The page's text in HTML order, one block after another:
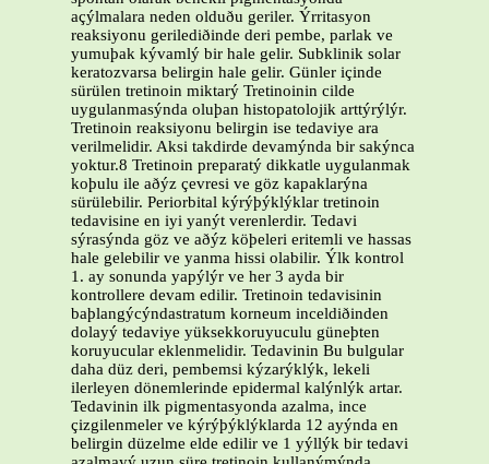
açýlmalara neden olduðu geriler. Ýrritasyon
reaksiyonu gerilediðinde deri pembe, parlak ve
yumuþak kývamlý bir hale gelir. Subklinik solar
keratozvarsa belirgin hale gelir. Günler içinde
sürülen tretinoin miktarý Tretinoinin cilde
uygulanmasýnda oluþan histopatolojik arttýrýlýr.
Tretinoin reaksiyonu belirgin ise tedaviye ara
verilmelidir. Aksi takdirde devamýnda bir sakýnca
yoktur.8 Tretinoin preparatý dikkatle uygulanmak
koþulu ile aðýz çevresi ve göz kapaklarýna
sürülebilir. Periorbital kýrýþýklýklar tretinoin
tedavisine en iyi yanýt verenlerdir. Tedavi
sýrasýnda göz ve aðýz köþeleri eritemli ve hassas
hale gelebilir ve yanma hissi olabilir. Ýlk kontrol
1. ay sonunda yapýlýr ve her 3 ayda bir
kontrollere devam edilir. Tretinoin tedavisinin
baþlangýcýndastratum korneum inceldiðinden
dolayý tedaviye yüksekkoruyuculu güneþten
koruyucular eklenmelidir. Tedavinin Bu bulgular
daha düz deri, pembemsi kýzarýklýk, lekeli
ilerleyen dönemlerinde epidermal kalýnlýk artar.
Tedavinin ilk pigmentasyonda azalma, ince
çizgilenmeler ve kýrýþýklýklarda 12 ayýnda en
belirgin düzelme elde edilir ve 1 yýllýk bir tedavi